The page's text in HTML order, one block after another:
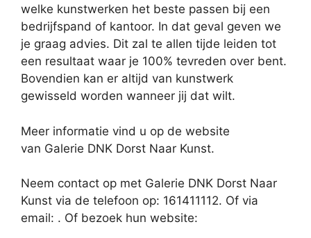
welke kunstwerken het beste passen bij een
bedrijfspand of kantoor. In dat geval geven we
je graag advies. Dit zal te allen tijde leiden tot
een resultaat waar je 100% tevreden over bent.
Bovendien kan er altijd van kunstwerk
gewisseld worden wanneer jij dat wilt.
Meer informatie vind u op de website
van Galerie DNK Dorst Naar Kunst.
Neem contact op met Galerie DNK Dorst Naar
Kunst via de telefoon op: 161411112. Of via
email: . Of bezoek hun website: